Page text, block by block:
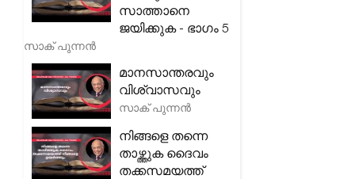
സാത്താനെ
ജയിക്കുക - ഭാഗം 5
സാക് പുന്നൻ
മാനസാന്തരവും
വിശ്വാസവും
സാക് പുന്നൻ
നിങ്ങളെ തന്നെ
താഴ്ത്തുക ദൈവം
തക്കസമയത്ത്